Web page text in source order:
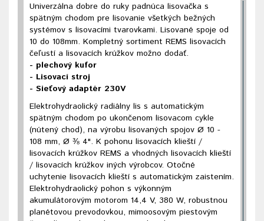
Univerzálna dobre do ruky padnúca lisovačka s
spätným chodom pre lisovanie všetkých bežných
systémov s lisovacími tvarovkami. Lisované spoje od
10 do 108mm. Kompletný sortiment REMS lisovacích
čeľustí a lisovacích krúžkov možno dodať.
- plechový kufor
- Lisovací stroj
- Sieťový adaptér 230V
Elektrohydraolický radiálny lis s automatickým
spätným chodom po ukončenom lisovacom cykle
(nútený chod), na výrobu lisovaných spojov Ø 10 -
108 mm, Ø ⅜ 4". K pohonu lisovacích klieští /
lisovacích krúžkov REMS a vhodných lisovacích klieští
/ lisovacích krúžkov iných výrobcov. Otočné
uchytenie lisovacích klieští s automatickým zaistením.
Elektrohydraolický pohon s výkonným
akumulátorovým motorom 14,4 V, 380 W, robustnou
planétovou prevodovkou, mimoosovým piestovým